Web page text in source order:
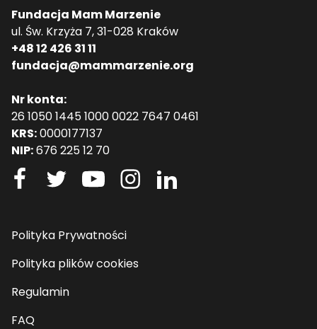
Fundacja Mam Marzenie
ul. Św. Krzyża 7, 31-028 Kraków
+48 12 426 31 11
fundacja@mammarzenie.org
Nr konta:
26 1050 1445 1000 0022 7647 0461
KRS:0000177137
NIP:676 225 12 70
Polityka Prywatności
Polityka plików cookies
Regulamin
FAQ